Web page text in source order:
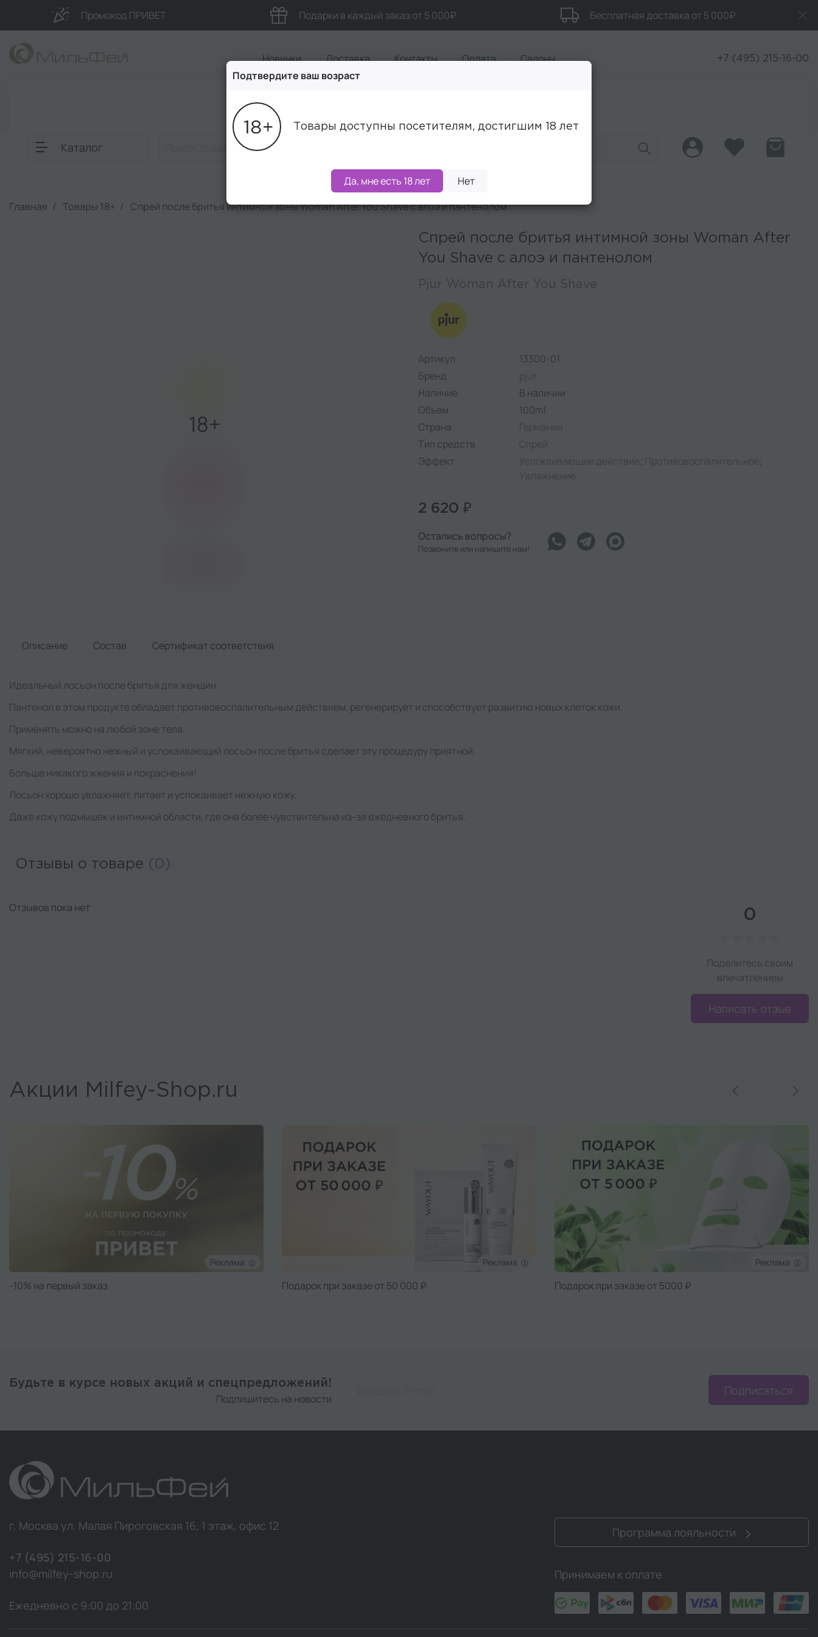
Промокод ПРИВЕТ Подарки в каждый заказ от 5 000₽ Бесплатная доставка от 5 000₽
Новинки Доставка Контакты Оплата Салоны +7 (495) 215-16-00
Блог
Каталог
Главная Товары 18+ Спрей после бритья интимной зоны Woman After You Shave с алоэ и пантенолом
Спрей после бритья интимной зоны Woman After
You Shave с алоэ и пантенолом
Pjur Woman After You Shave
Артикул
13300-01
Бренд
pjur
Наличие
В наличии
Объем
100ml
Страна
Германия
Тип средств
Спрей
Эффект
Успокаивающее действие; Противовоспалительное;
Увлажнение
2 620 ₽
Остались вопросы?
Позвоните или напишите нам!
Описание Состав Сертификат соответствия
Идеальный лосьон после бритья для женщин.
Пантенол в этом продукте обладает противовоспалительным действием, регенерирует и способствует развитию новых клеток кожи.
Применять можно на любой зоне тела.
Мягкий, невероятно нежный и успокаивающий лосьон после бритья сделает эту процедуру приятной.
Больше никакого жжения и покраснения!
Лосьон хорошо увлажняет, питает и успокаивает нежнyю кожу.
Даже кожу подмышек и интимной области, где она более чувствительна из-за ежедневного бритья.
Отзывы о товаре (0)
0
Поделитесь своим
впечатлением
Написать отзыв
Отзывов пока нет
Акции Milfey-Shop.ru
Реклама
Подарок при заказе от 50 000 ₽
Реклама
Подарок при заказе от 5000 ₽
Очищающая маска NIMUE в подарок
Подтвердите ваш возраст
Товары доступны посетителям, достигшим 18 лет
Да, мне есть 18 лет Нет
Будьте в курсе новых акций и спецпредложений!
Подпишитесь на новости
Подписаться
г. Москва ул. Малая Пироговская 16, 1 этаж, офис 12
+7 (495) 215-16-00
info@milfey-shop.ru
Ежедневно с 9:00 до 21:00
Программа лояльности
Принимаем к оплате